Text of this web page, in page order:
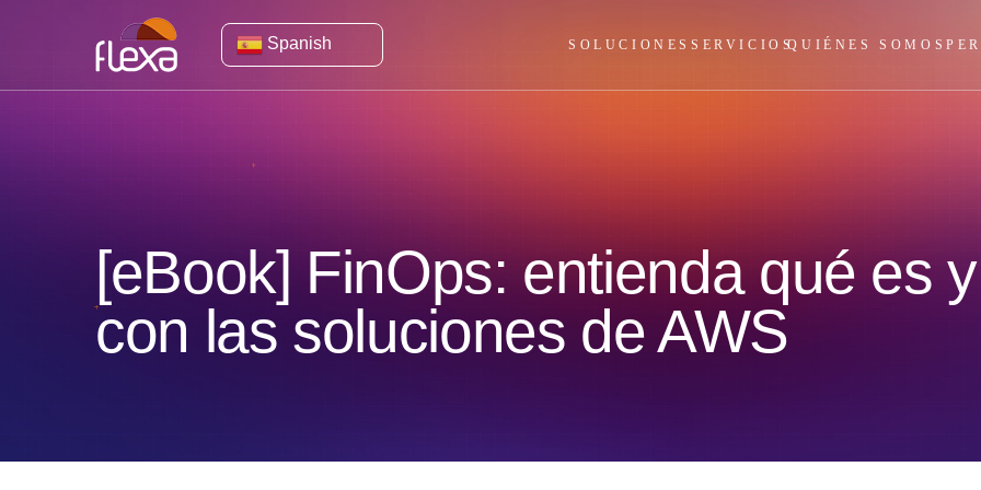
Spanish SOLUCIONES SERVICIOSQUIÉNES SOMOS
[eBook] FinOps: entienda qué es
con las soluciones de AWS